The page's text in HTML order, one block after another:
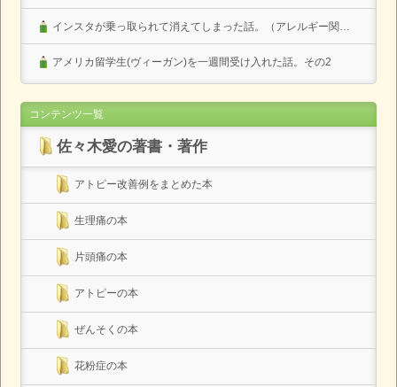
アメリカ留学生(ヴィーガン)を一週間受け入れた話。その2
コンテンツ一覧
佐々木愛の著書・著作
アトピー改善例をまとめた本
生理痛の本
片頭痛の本
アトピーの本
ぜんそくの本
花粉症の本